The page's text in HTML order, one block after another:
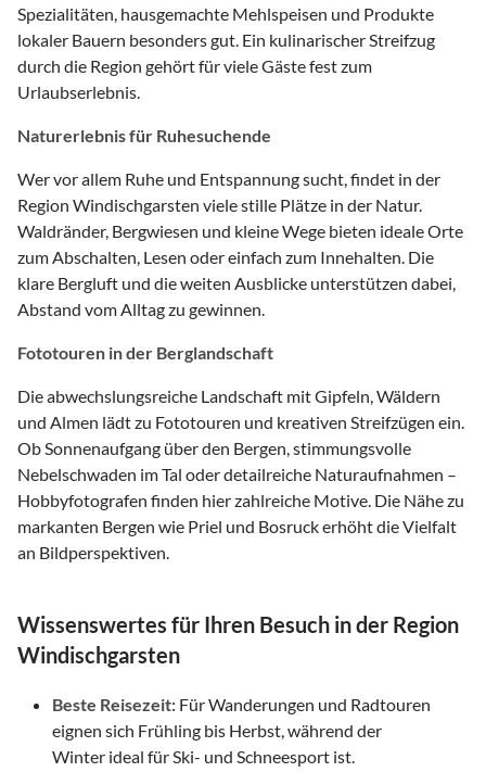
Spezialitäten, hausgemachte Mehlspeisen und Produkte
lokaler Bauern besonders gut. Ein kulinarischer Streifzug
durch die Region gehört für viele Gäste fest zum
Urlaubserlebnis.
Naturerlebnis für Ruhesuchende
Wer vor allem Ruhe und Entspannung sucht, findet in der
Region Windischgarsten viele stille Plätze in der Natur.
Waldränder, Bergwiesen und kleine Wege bieten ideale Orte
zum Abschalten, Lesen oder einfach zum Innehalten. Die
klare Bergluft und die weiten Ausblicke unterstützen dabei,
Abstand vom Alltag zu gewinnen.
Fototouren in der Berglandschaft
Die abwechslungsreiche Landschaft mit Gipfeln, Wäldern
und Almen lädt zu Fototouren und kreativen Streifzügen ein.
Ob Sonnenaufgang über den Bergen, stimmungsvolle
Nebelschwaden im Tal oder detailreiche Naturaufnahmen –
Hobbyfotografen finden hier zahlreiche Motive. Die Nähe zu
markanten Bergen wie Priel und Bosruck erhöht die Vielfalt
an Bildperspektiven.
Wissenswertes für Ihren Besuch in der Region
Windischgarsten
Beste Reisezeit: Für Wanderungen und Radtouren
eignen sich Frühling bis Herbst, während der
Winter ideal für Ski- und Schneesport ist.